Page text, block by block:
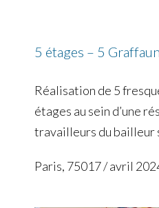
5 étages – 5
Réalisation de 5
étages au sein d’une
travailleurs du bailleur
Paris, 75017 / avril